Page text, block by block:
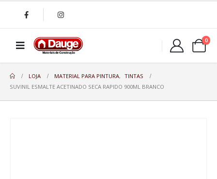
0
LOJA MATERIAL PARA PINTURA,
TINTAS
SUVINIL ESMALTE ACETINADO SECA RAPIDO 900ML BRANCO